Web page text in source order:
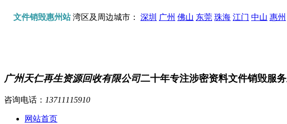
文件销毁惠州站湾区及周边城市： 深圳 广州 佛山 东莞 珠海 江门 中山 惠州
广州天仁再生资源回收有限公司二十年专注涉密资料文件销毁服务
咨询电话： 13711115910
网站首页